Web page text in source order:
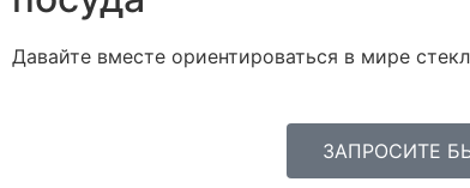
Давайте вместе ориентироваться в мире
ЗАПРОСИТЕ